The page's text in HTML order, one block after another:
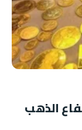
الذهب